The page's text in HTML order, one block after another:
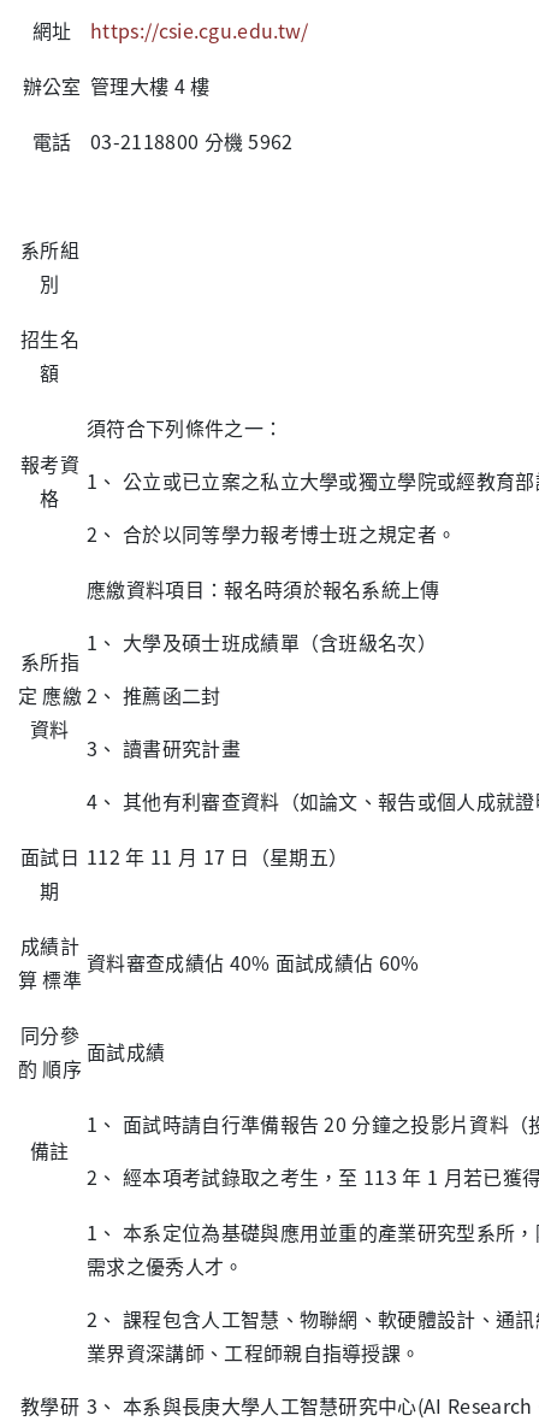
網址
https://csie.cgu.edu.tw/
辦公室 管理大樓 4 樓
電話
03-2118800 分機 5962
系所組
別
招生名
額
報考資
格
須符合下列條件之一：
1、 公立或已立案之私立大學或獨立學院或經教育
2、 合於以同等學力報考博士班之規定者。
系所指
定 應繳
資料
應繳資料項目：報名時須於報名系統上傳
1、 大學及碩士班成績單（含班級名次）
2、 推薦函二封
3、 讀書研究計畫
4、 其他有利審查資料（如論文、報告或個人成就
面試日
期
112 年 11 月 17 日（星期五）
成績計
算 標準
資料審查成績佔 40% 面試成績佔 60%
同分參
酌 順序
面試成績
備註
1、 面試時請自行準備報告 20 分鐘之投影片資料
2、 經本項考試錄取之考生，至 113 年 1 月若已獲
教學研
1、 本系定位為基礎與應用並重的產業研究型系所
需求之優秀人才。
2、 課程包含人工智慧、物聯網、軟硬體設計、通
業界資深講師、工程師親自指導授課。
3、 本系與長庚大學人工智慧研究中心(AI